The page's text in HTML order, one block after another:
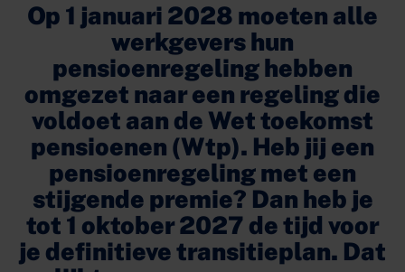
Op 1 januari 2028 moeten alle
werkgevers hun
pensioenregeling hebben
omgezet naar een regeling die
voldoet aan de Wet toekomst
pensioenen (Wtp). Heb jij een
pensioenregeling met een
stijgende premie? Dan heb je
tot 1 oktober 2027 de tijd voor
je definitieve transitieplan. Dat